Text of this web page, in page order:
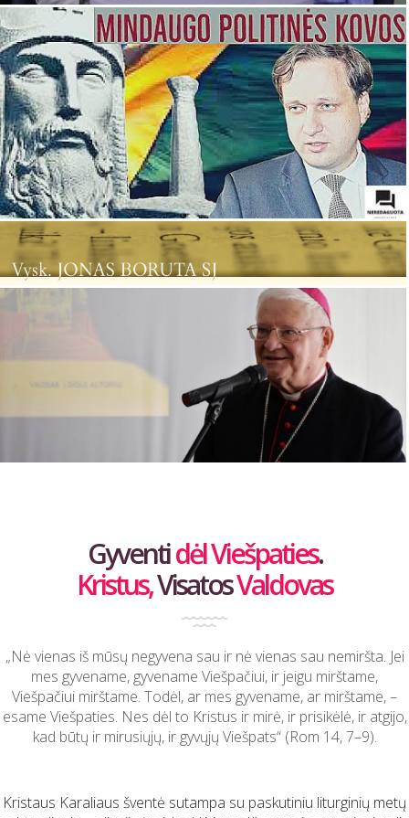
Gyventidėl Viešpaties.
Kristus,VisatosValdovas
„Nė vienas iš mūsų negyvena sau ir nė vienas sau nemiršta. Jei
mes gyvename, gyvename Viešpačiui, ir jeigu mirštame,
Viešpačiui mirštame. Todėl, ar mes gyvename, ar mirštame, –
esame Viešpaties. Nes dėl to Kristus ir mirė, ir prisikėlė, ir atgijo,
kad būtų ir mirusiųjų, ir gyvųjų Viešpats“ (Rom 14, 7–9).
Kristaus Karaliaus šventė sutampa su paskutiniu liturginių metų